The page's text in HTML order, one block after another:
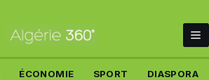
ÉCONOMIE SPORT DIASPORA